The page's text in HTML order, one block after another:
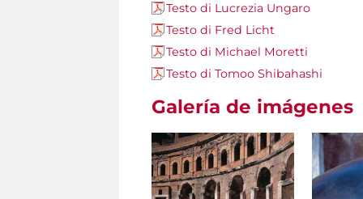
Testo di Lucrezia Ungaro
Testo di Fred Licht
Testo di Michael Moretti
Testo di Tomoo Shibahashi
Galería de imágenes